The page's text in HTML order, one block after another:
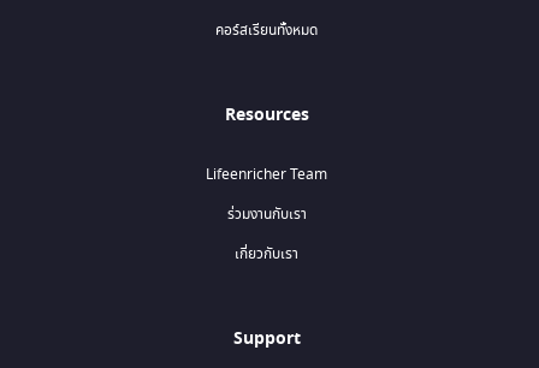
คอร์สเรียนทั้งหมด
Resources
Lifeenricher Team
ร่วมงานกับเรา
เกี่ยวกับเรา
Support